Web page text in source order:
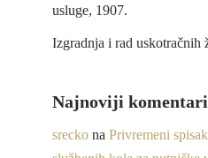
usluge, 1907.
Izgradnja i rad uskotračnih
Najnoviji komentari
srecko na Privremeni